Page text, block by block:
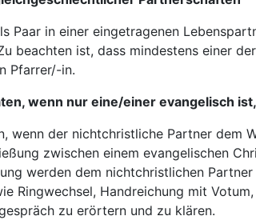
Paar in einer eingetragenen
beachten ist, dass mindestens einer
Pfarrer/-in.
wenn nur eine/einer evangelisch
wenn der nichtchristliche Partner dem
zwischen einem evangelischen
werden dem nichtchristlichen
Ringwechsel, Handreichung mit
zu erörtern und zu klären.